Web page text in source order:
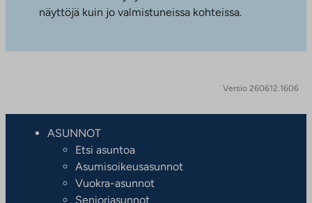
näyttöjä kuin jo valmistuneissa kohteissa.
Versio 260612.1606
ASUNNOT
Etsi asuntoa
Asumisoikeusasunnot
Vuokra-asunnot
Senioriasunnot